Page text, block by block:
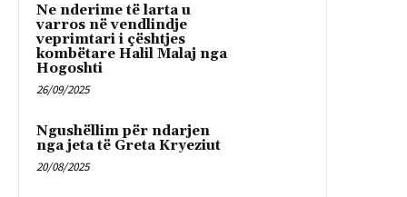
Ne nderime të larta u
varros në vendlindje
veprimtari i çështjes
kombëtare Halil Malaj nga
Hogoshti
26/09/2025
Ngushëllim për ndarjen
nga jeta të Greta Kryeziut
20/08/2025